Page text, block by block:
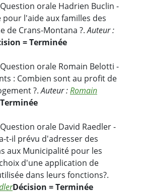
Question orale Hadrien Buclin -
pour l'aide aux familles des
de Crans-Montana ?.Auteur :
= Terminée
Question orale Romain Belotti -
: Combien sont au profit de
?.Auteur :Romain
Question orale David Raedler -
t-il prévu d'adresser des
aux Municipalité pour les
d'une application de
dans leurs fonctions?.
Décision = Terminée